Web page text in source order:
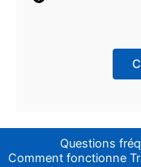
Questions
Comment fonctionne